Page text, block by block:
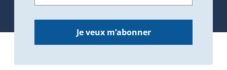
Je veux m’abonner